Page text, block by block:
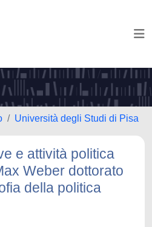
Università degli Studi di Pisa
e attività politica
Weber dottorato
della politica